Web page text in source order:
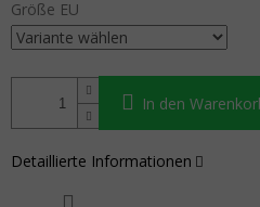
Größe EU
In den
Detaillierte Informationen